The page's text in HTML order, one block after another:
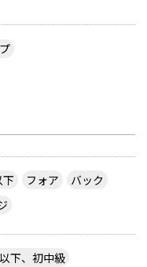
フォア
バック
下、初中級